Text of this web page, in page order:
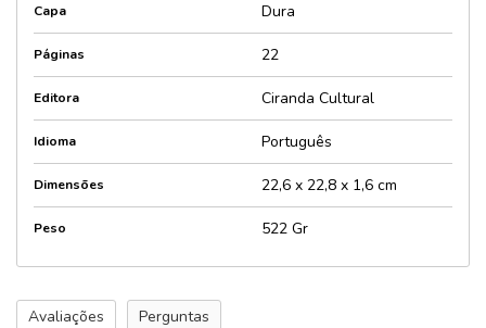
Capa Dura
Páginas 22
Editora Ciranda Cultural
Idioma Português
Dimensões 22,6 x 22,8 x 1,6 cm
Peso 522 Gr
Avaliações Perguntas